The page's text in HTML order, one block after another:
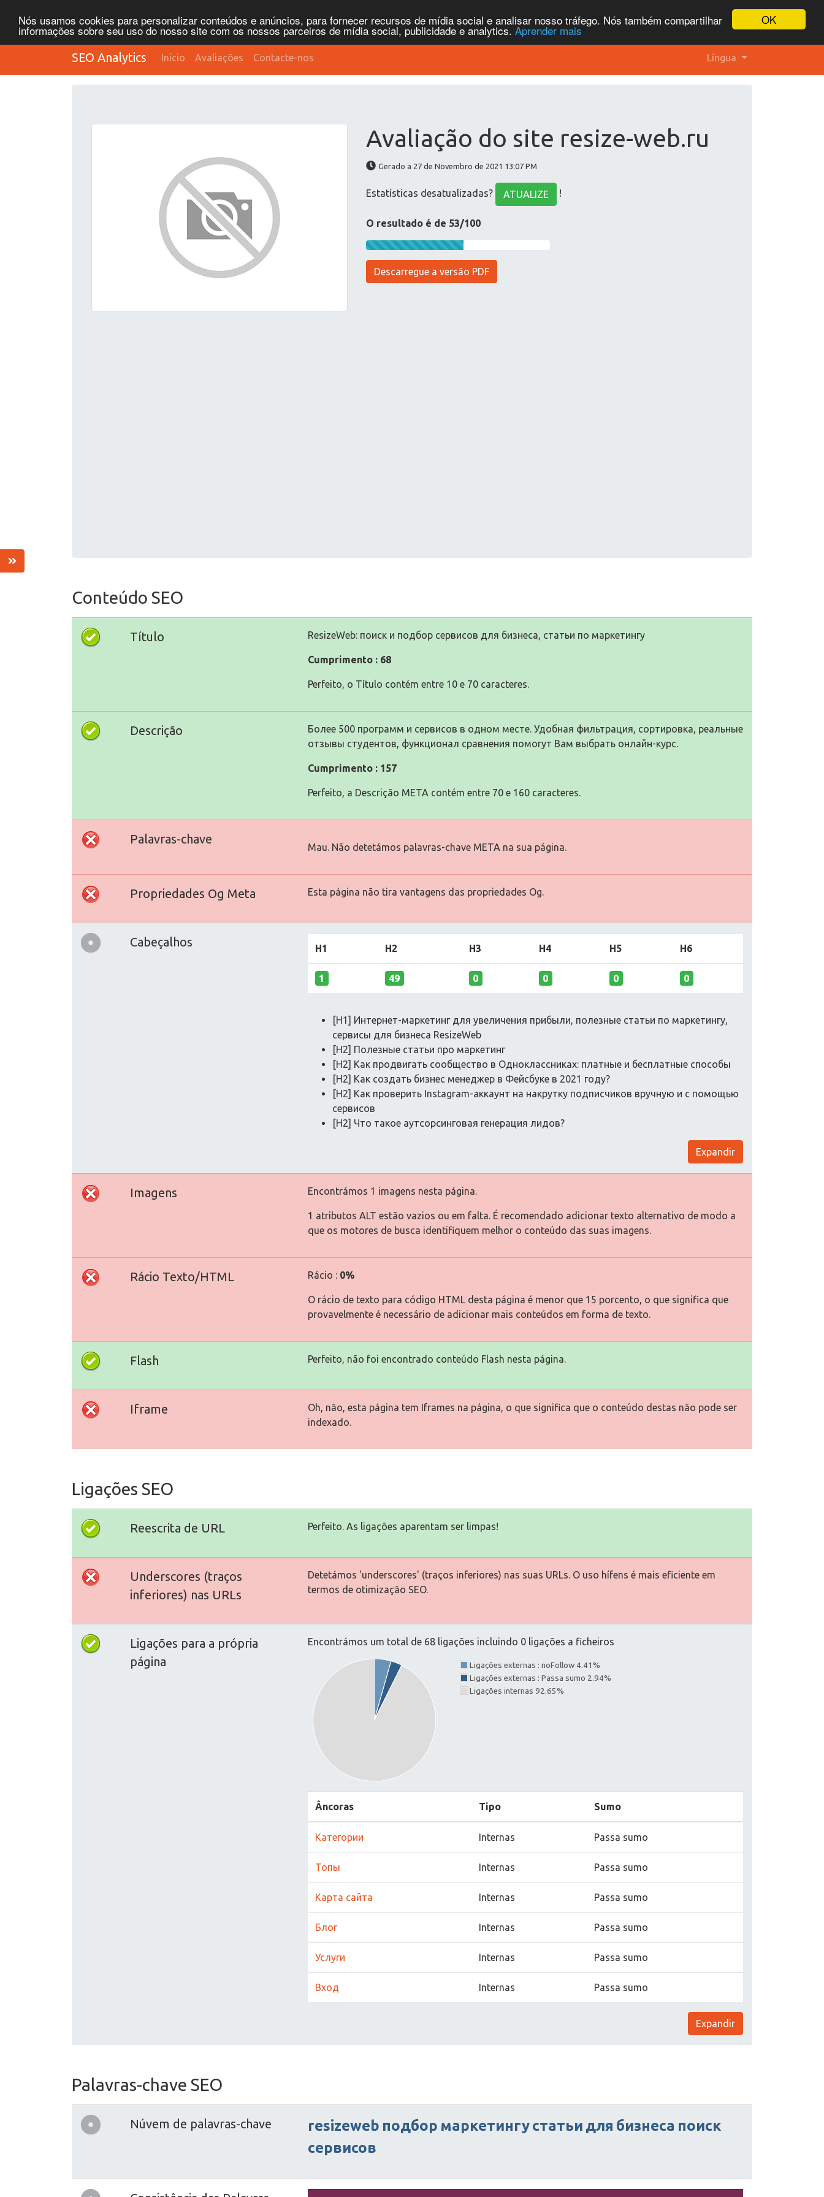
OK
Nós usamos cookies para personalizar conteúdos e anúncios, para fornecer recursos de mídia social e analisar nosso tráfego. Nós também compartilhar
informações sobre seu uso do nosso site com os nossos parceiros de mídia social, publicidade e analytics. Aprender mais
SEO Analytics Início Avaliações Contacte-nos Língua
Avaliação do site resize-web.ru
Gerado a 27 de Novembro de 2021 13:07 PM
Estatísticas desatualizadas? ATUALIZE !
O resultado é de 53/100
Descarregue a versão PDF
Conteúdo SEO
Título ResizeWeb: поиск и подбор сервисов для бизнеса, статьи по маркетингу
Cumprimento : 68
Perfeito, o Título contém entre 10 e 70 caracteres.
Descrição
Более 500 программ и сервисов в одном месте. Удобная фильтрация, сортировка, реальные
отзывы студентов, функционал сравнения помогут Вам выбрать онлайн-курс.
Cumprimento : 157
Perfeito, a Descrição META contém entre 70 e 160 caracteres.
Palavras-chave
Mau. Não detetámos palavras-chave META na sua página.
Propriedades Og Meta Esta página não tira vantagens das propriedades Og.
Cabeçalhos H1 H2 H3 H4 H5 H6
1 49 0 0 0 0
[H1] Интернет-маркетинг для увеличения прибыли, полезные статьи по маркетингу,
сервисы для бизнеса ResizeWeb
[H2] Полезные статьи про маркетинг
[H2] Как продвигать сообщество в Одноклассниках: платные и бесплатные способы
[H2] Как создать бизнес менеджер в Фейсбуке в 2021 году?
[H2] Как проверить Instagram-аккаунт на накрутку подписчиков вручную и с помощью
сервисов
[H2] Что такое аутсорсинговая генерация лидов?
Expandir
Imagens Encontrámos 1 imagens nesta página.
1 atributos ALT estão vazios ou em falta. É recomendado adicionar texto alternativo de modo a
que os motores de busca identifiquem melhor o conteúdo das suas imagens.
Rácio Texto/HTML Rácio : 0%
O rácio de texto para código HTML desta página é menor que 15 porcento, o que significa que
provavelmente é necessário de adicionar mais conteúdos em forma de texto.
Flash Perfeito, não foi encontrado conteúdo Flash nesta página.
Iframe
Oh, não, esta página tem Iframes na página, o que significa que o conteúdo destas não pode ser
indexado.
Ligações SEO
Reescrita de URL Perfeito. As ligações aparentam ser limpas!
Underscores (traços
inferiores) nas URLs
Detetámos 'underscores' (traços inferiores) nas suas URLs. O uso hífens é mais eficiente em
termos de otimização SEO.
Ligações para a própria
página
Encontrámos um total de 68 ligações incluindo 0 ligações a ficheiros
Ligações externas : noFollow 4.41%
Ligações externas : Passa sumo 2.94%
Ligações internas 92.65%
Âncoras Tipo Sumo
Категории Internas Passa sumo
Топы Internas Passa sumo
Карта сайта Internas Passa sumo
Блог Internas Passa sumo
Услуги Internas Passa sumo
Вход Internas Passa sumo
Expandir
Palavras-chave SEO
Núvem de palavras-chave resizeweb подбор маркетингустатьи для бизнеса поиск
сервисов